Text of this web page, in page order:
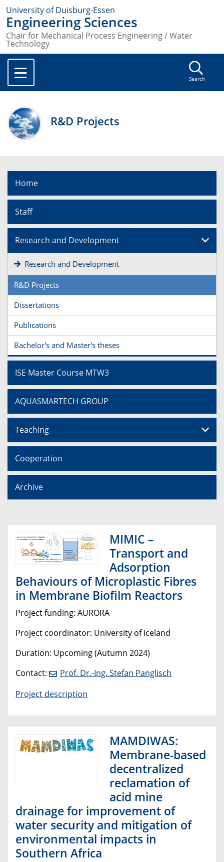
University of Duisburg-Essen
Engineering Sciences
Chair for Mechanical Process Engineering / Water
Technology
Search
R&D Projects
Home
Staff
Research and Development
Research and Development
R&D Projects
Dissertations
Publications
Bachelor's and Master's theses
ISE Master Course MTW3
AQUASMARTECH GROUP
Teaching
Cooperation
Archive
MIMIC –
Transport and
Adsorption
Behaviours of Microplastic Fibres
in Membrane Biofilm Reactors
Project funding: AURORA
Project coordinator: University of Iceland
Duration: Upcoming (Autumn 2024)
Contact:
Prof. Dr.-Ing. Stefan Panglisch
Project description
MAMDIWAS:
Membrane-based
decentralized
reclamation of
acid mine
drainage for improvement of
water security and mitigation of
environmental impacts in
Southern Africa